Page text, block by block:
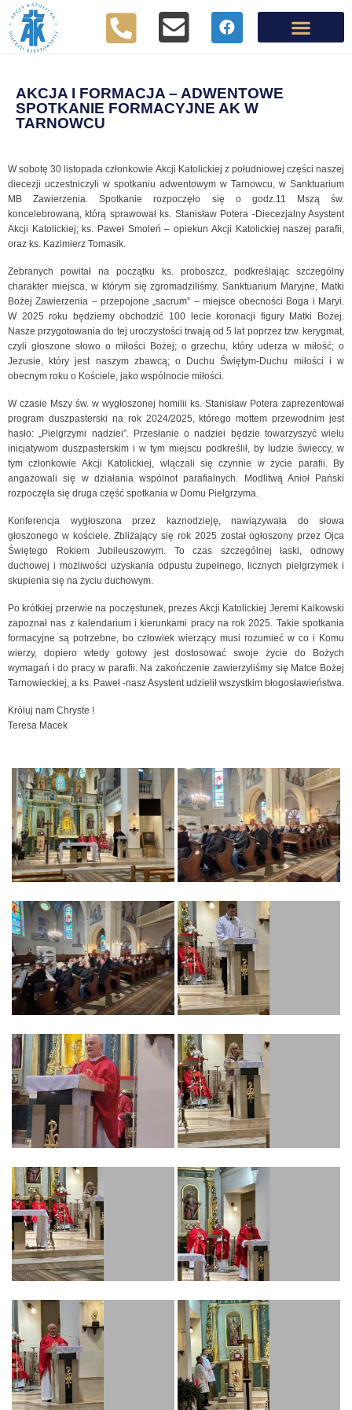
AKCJA I FORMACJA – ADWENTOWE
SPOTKANIE FORMACYJNE AK W
TARNOWCU
W sobotę 30 listopada członkowie Akcji Katolickiej z południowej części naszej
diecezji uczestniczyli w spotkaniu adwentowym w Tarnowcu, w Sanktuarium
MB Zawierzenia. Spotkanie rozpoczęło się o godz.11 Mszą św.
koncelebrowaną, którą sprawował ks. Stanisław Potera -Diecezjalny Asystent
Akcji Katolickiej; ks. Paweł Smoleń – opiekun Akcji Katolickiej naszej parafii,
oraz ks. Kazimierz Tomasik.
Zebranych powitał na początku ks. proboszcz, podkreślając szczególny
charakter miejsca, w którym się zgromadziliśmy. Sanktuarium Maryjne, Matki
Bożej Zawierzenia – przepojone „sacrum” – miejsce obecności Boga i Maryi.
W 2025 roku będziemy obchodzić 100 lecie koronacji figury Matki Bożej.
Nasze przygotowania do tej uroczystości trwają od 5 lat poprzez tzw. kerygmat,
czyli głoszone słowo o miłości Bożej; o grzechu, który uderza w miłość; o
Jezusie, który jest naszym zbawcą; o Duchu Świętym-Duchu miłości i w
obecnym roku o Kościele, jako wspólnocie miłości.
W czasie Mszy św. w wygłoszonej homilii ks. Stanisław Potera zaprezentował
program duszpasterski na rok 2024/2025, którego mottem przewodnim jest
hasło: „Pielgrzymi nadziei”. Przesłanie o nadziei będzie towarzyszyć wielu
inicjatywom duszpasterskim i w tym miejscu podkreślił, by ludzie świeccy, w
tym członkowie Akcji Katolickiej, włączali się czynnie w życie parafii. By
angażowali się w działania wspólnot parafialnych. Modlitwą Anioł Pański
rozpoczęła się druga część spotkania w Domu Pielgrzyma.
Konferencja wygłoszona przez kaznodzieję, nawiązywała do słowa
głoszonego w kościele. Zbliżający się rok 2025 został ogłoszony przez Ojca
Świętego Rokiem Jubileuszowym. To czas szczególnej łaski, odnowy
duchowej i możliwości uzyskania odpustu zupełnego, licznych pielgrzymek i
skupienia się na życiu duchowym.
Po krótkiej przerwie na poczęstunek, prezes Akcji Katolickiej Jeremi Kalkowski
zapoznał nas z kalendarium i kierunkami pracy na rok 2025. Takie spotkania
formacyjne są potrzebne, bo człowiek wierzący musi rozumieć w co i Komu
wierzy, dopiero wtedy gotowy jest dostosować swoje życie do Bożych
wymagań i do pracy w parafii. Na zakończenie zawierzyliśmy się Matce Bożej
Tarnowieckiej, a ks. Paweł -nasz Asystent udzielił wszystkim błogosławieństwa.
Króluj nam Chryste !
Teresa Macek